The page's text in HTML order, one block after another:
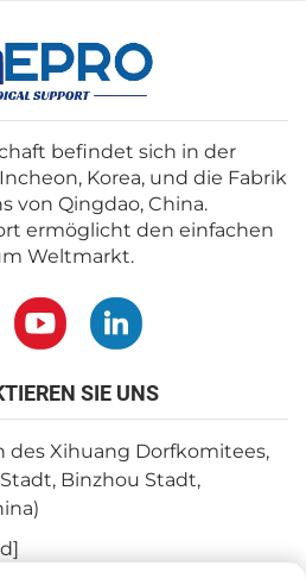
befindet sich in der
Korea, und die Fabrik
von Qingdao, China.
ermöglicht den einfachen
Weltmarkt.
SIE UNS
des Xihuang Dorfkomitees,
Binzhou Stadt,